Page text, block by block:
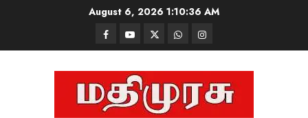
August 6, 20261:10:37 AM
FacebookMathemurasu
TV
TwitterWhatsAppInstagram